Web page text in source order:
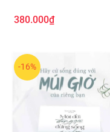
380.000₫
-16%